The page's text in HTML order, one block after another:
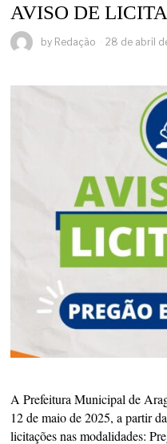
AVISO DE
by Redação 28 de abril
A Prefeitura Municipal de
12 de maio de 2025, a partir
licitações nas modalidades: